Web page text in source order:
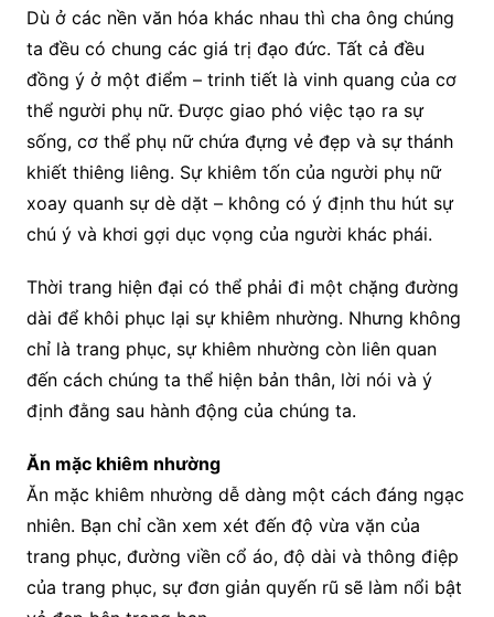
Dù ở các nền văn hóa khác nhau thì cha ông chúng
ta đều có chung các giá trị đạo đức. Tất cả đều
đồng ý ở một điểm – trinh tiết là vinh quang của cơ
thể người phụ nữ. Được giao phó việc tạo ra sự
sống, cơ thể phụ nữ chứa đựng vẻ đẹp và sự thánh
khiết thiêng liêng. Sự khiêm tốn của người phụ nữ
xoay quanh sự dè dặt – không có ý định thu hút sự
chú ý và khơi gợi dục vọng của người khác phái.
Thời trang hiện đại có thể phải đi một chặng đường
dài để khôi phục lại sự khiêm nhường. Nhưng không
chỉ là trang phục, sự khiêm nhường còn liên quan
đến cách chúng ta thể hiện bản thân, lời nói và ý
định đằng sau hành động của chúng ta.
Ăn mặc khiêm nhường
Ăn mặc khiêm nhường dễ dàng một cách đáng ngạc
nhiên. Bạn chỉ cần xem xét đến độ vừa vặn của
trang phục, đường viền cổ áo, độ dài và thông điệp
của trang phục, sự đơn giản quyến rũ sẽ làm nổi bật